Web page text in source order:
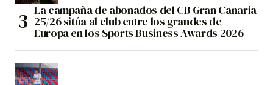
La campaña de abonados del CB Gran Canaria
25/26 sitúa al club entre los grandes de
Europa en los Sports Business Awards 2026